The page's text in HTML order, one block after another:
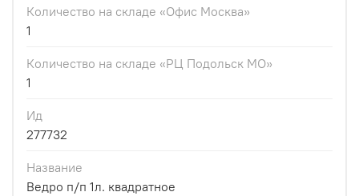
Количество на складе «Офис Москва»
1
Количество на складе «РЦ Подольск МО»
1
Ид
277732
Название
Ведро п/п 1л. квадратное